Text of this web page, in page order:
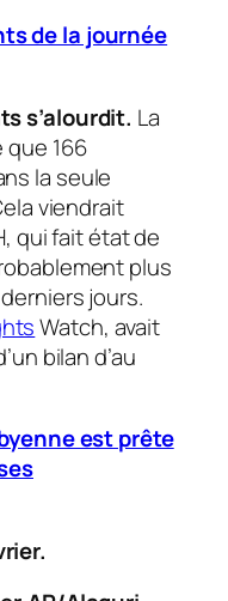
de la journée
s’alourdit. La
166
la seule
viendrait
qui fait état de
plus
jours.
Watch, avait
bilan d’au
est prête